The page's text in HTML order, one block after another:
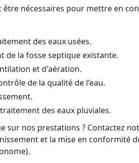
nécessaires pour mettre en
des eaux usées.
de la fosse septique existante.
et d'aération.
de la qualité de l'eau.
des eaux pluviales.
sur nos prestations ? Contactez
et la mise en conformité